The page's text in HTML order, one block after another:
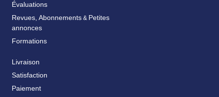
Évaluations
Revues, Abonnements & Petites
annonces
Formations
Livraison
Satisfaction
Paiement